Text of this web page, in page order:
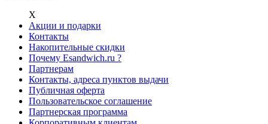
Х
Акции и подарки
Контакты
Накопительные скидки
Почему Esandwich.ru ?
Партнерам
Контакты, адреса пунктов выдачи
Публичная оферта
Пользовательское соглашение
Партнерская программа